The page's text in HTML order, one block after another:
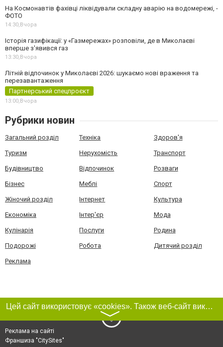
На Космонавтів фахівці ліквідували складну аварію на водомережі, -
ФОТО
14:30, Вчора
Історія газифікації: у «Газмережах» розповіли, де в Миколаєві
вперше з'явився газ
13:30, Вчора
Літній відпочинок у Миколаєві 2026: шукаємо нові враження та
перезавантаження
Партнерський спецпроєкт
13:00, Вчора
Рубрики новин
Загальний розділ Техніка Здоров'я
Туризм Нерухомість Транспорт
Будівництво Відпочинок Розваги
Бізнес Меблі Спорт
Жіночий розділ Інтернет Культура
Економіка Інтер'єр Мода
Кулінарія Послуги Родина
Подорожі Робота Дитячий розділ
Реклама
Цей сайт використовує «cookies». Також веб-сайт використовує інтернет-сервіс для збору технічних даних стосовно відвідувачів з метою отримання маркетингової та статистичної інформації. Умови обробки даних відвідувачів сайту див.
〉
Реклама на сайті
Франшиза "CitySites"